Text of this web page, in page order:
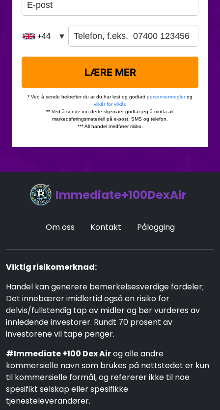
Immediate+100DexAir
Om oss Kontakt Pålogging
Viktig risikomerknad:
Handel kan generere bemerkelsesverdige fordeler;
Det innebærer imidlertid også en risiko for
delvis/fullstendig tap av midler og bør vurderes av
innledende investorer. Rundt 70 prosent av
investorene vil tape penger.
#Immediate +100 Dex Airog alle andre
kommersielle navn som brukes på nettstedet er kun
til kommersielle formål, og refererer ikke til noe
spesifikt selskap eller spesifikke
tjenesteleverandører.